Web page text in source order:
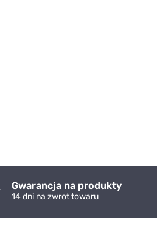
Gwarancja na produkty
14 dni na zwrot towaru